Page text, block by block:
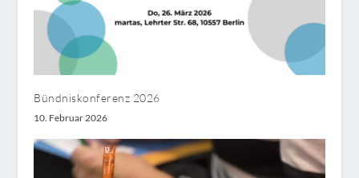
Bündniskonferenz 2026
10. Februar 2026